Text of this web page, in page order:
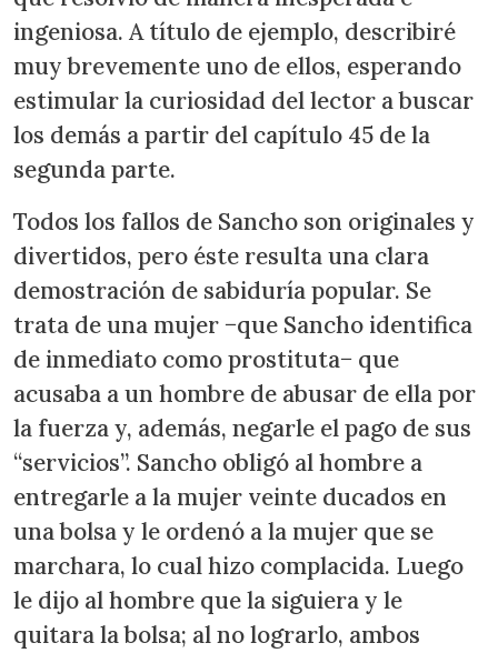
ingeniosa. A título de ejemplo, describiré
muy brevemente uno de ellos, esperando
estimular la curiosidad del lector a buscar
los demás a partir del capítulo 45 de la
segunda parte.
Todos los fallos de Sancho son originales y
divertidos, pero éste resulta una clara
demostración de sabiduría popular. Se
trata de una mujer −que Sancho identifica
de inmediato como prostituta− que
acusaba a un hombre de abusar de ella por
la fuerza y, además, negarle el pago de sus
“servicios”. Sancho obligó al hombre a
entregarle a la mujer veinte ducados en
una bolsa y le ordenó a la mujer que se
marchara, lo cual hizo complacida. Luego
le dijo al hombre que la siguiera y le
quitara la bolsa; al no lograrlo, ambos